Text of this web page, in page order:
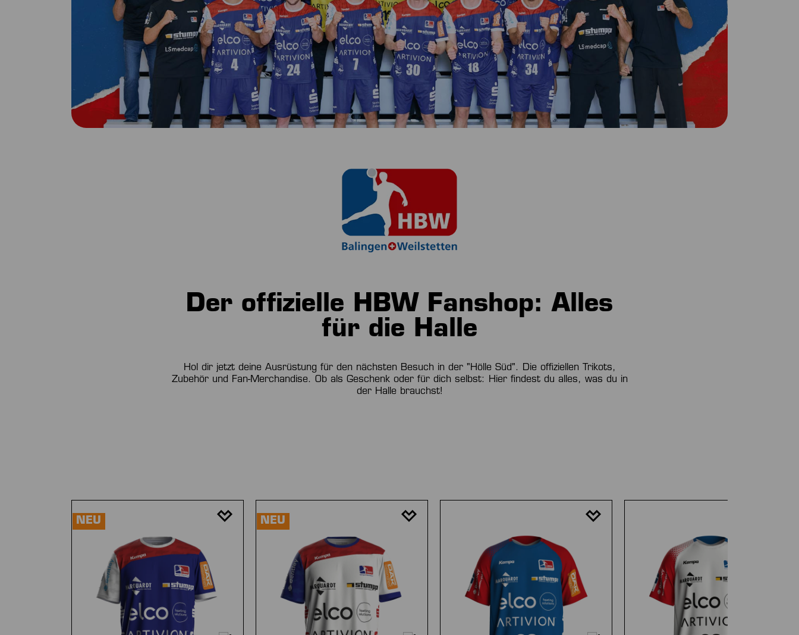
Der offizielle HBW Fanshop: Alles
für die Halle
Hol dir jetzt deine Ausrüstung für den nächsten Besuch in der "Hölle Süd". Die offiziellen Trikots,
Zubehör und Fan-Merchandise. Ob als Geschenk oder für dich selbst: Hier findest du alles, was du in
der Halle brauchst!
NEU NEU